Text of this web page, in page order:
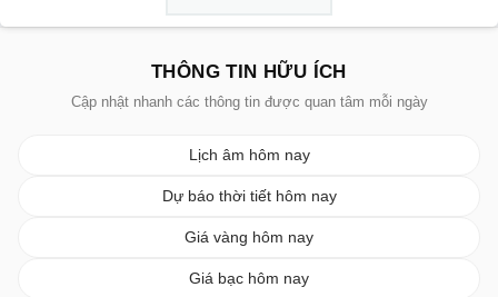
THÔNG TIN HỮU ÍCH
Cập nhật nhanh các thông tin được quan tâm mỗi ngày
Lịch âm hôm nay
Dự báo thời tiết hôm nay
Giá vàng hôm nay
Giá bạc hôm nay